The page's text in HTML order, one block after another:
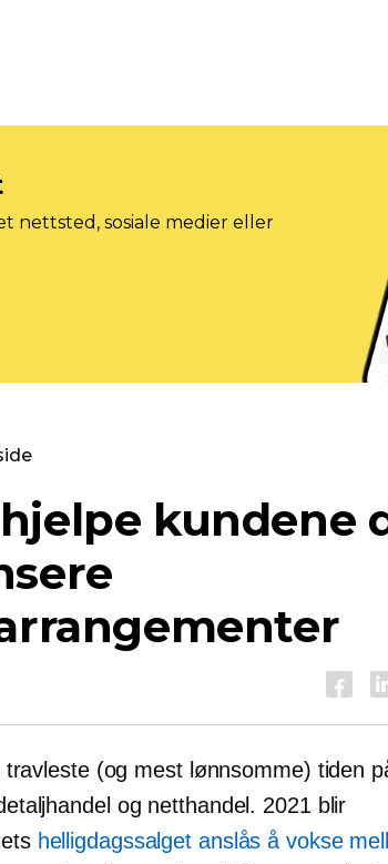
nettsted, sosiale medier eller
kundene
(og mest lønnsomme) tiden
og netthandel. 2021 blir
helligdagssalget anslås å vokse